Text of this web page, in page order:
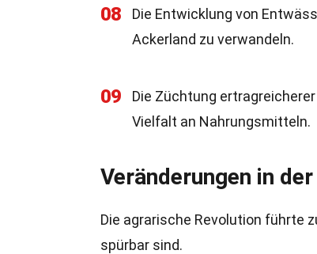
08
Die Entwicklung von
Ackerland zu verwandeln.
09
Die Züchtung
Vielfalt an Nahrungsmitteln.
Veränderungen in
Die agrarische Revolution führte
spürbar sind.